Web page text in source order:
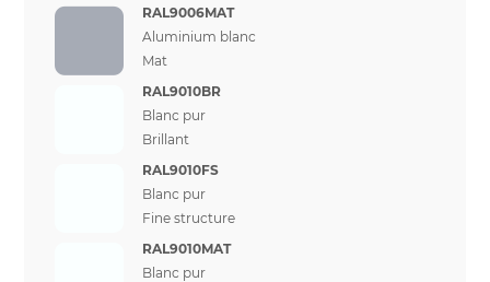
RAL9006MAT
Aluminium blanc
Mat
RAL9010BR
Blanc pur
Brillant
RAL9010FS
Blanc pur
Fine structure
RAL9010MAT
Blanc pur